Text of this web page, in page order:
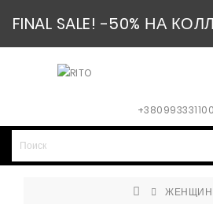
FINAL SALE! -50% НА
+380993331100